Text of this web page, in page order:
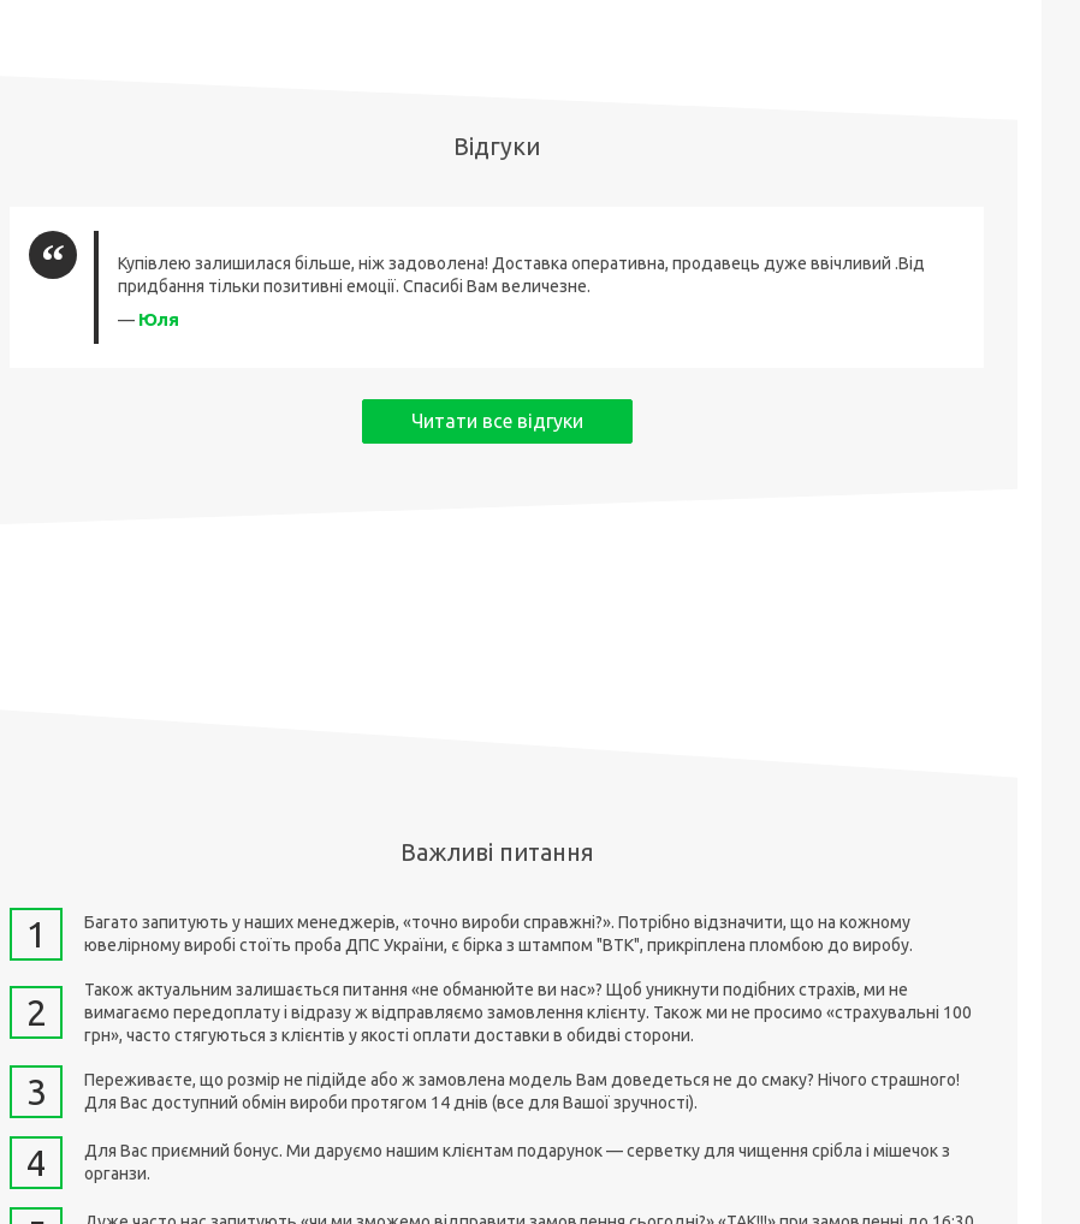
Відгуки
Купівлею залишилася більше, ніж задоволена! Доставка оперативна, продавець дуже ввічливий .Від
придбання тільки позитивні емоції. Спасибі Вам величезне.
— Юля
Читати все відгуки
Важливі питання
1
Багато запитують у наших менеджерів, «точно вироби справжні?». Потрібно відзначити, що на кожному
ювелірному виробі стоїть проба ДПС України, є бірка з штампом "ВТК", прикріплена пломбою до виробу.
2
Також актуальним залишається питання «не обманюйте ви нас»? Щоб уникнути подібних страхів, ми не
вимагаємо передоплату і відразу ж відправляємо замовлення клієнту. Також ми не просимо «страхувальні 100
грн», часто стягуються з клієнтів у якості оплати доставки в обидві сторони.
3
Переживаєте, що розмір не підійде або ж замовлена модель Вам доведеться не до смаку? Нічого страшного!
Для Вас доступний обмін вироби протягом 14 днів (все для Вашої зручності).
4
Для Вас приємний бонус. Ми даруємо нашим клієнтам подарунок — серветку для чищення срібла і мішечок з
органзи.